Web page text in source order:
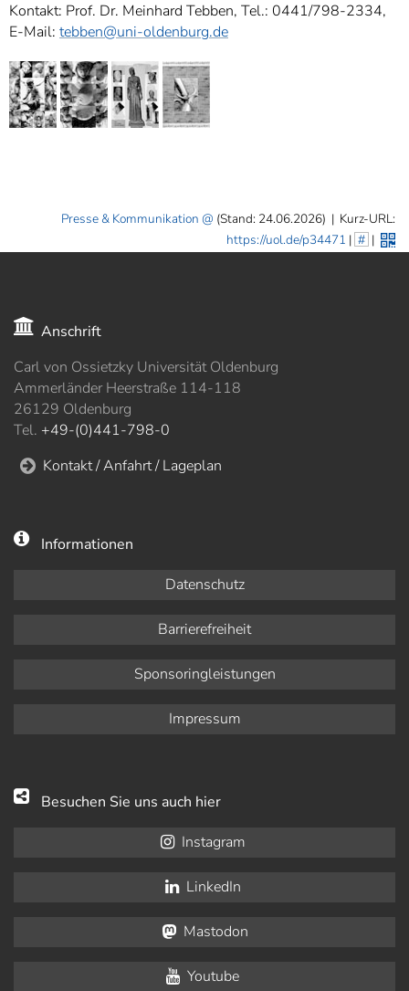
Kontakt: Prof. Dr. Meinhard Tebben, Tel.: 0441/798-2334,
E-Mail: tebben@uni-oldenburg.de
Presse & Kommunikation (Stand: 24.06.2026) | Kurz-URL:
https://uol.de/p34471 | # |
Anschrift
Carl von Ossietzky Universität Oldenburg
Ammerländer Heerstraße 114-118
26129 Oldenburg
Tel. +49-(0)441-798-0
Kontakt / Anfahrt / Lageplan
Informationen
Datenschutz
Barrierefreiheit
Sponsoringleistungen
Impressum
Besuchen Sie uns auch hier
Instagram
LinkedIn
Mastodon
Youtube